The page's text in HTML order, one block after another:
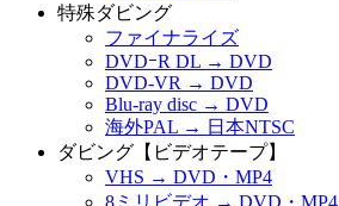
特殊ダビング
ファイナライズ
DVDｰR DL → DVD
DVD-VR → DVD
Blu-ray disc → DVD
海外PAL → 日本NTSC
ダビング【ビデオテープ】
VHS → DVD・MP4
8ミリビデオ → DVD・MP4